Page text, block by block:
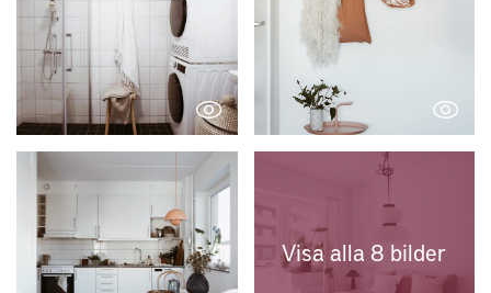
Visa alla 8 bilder